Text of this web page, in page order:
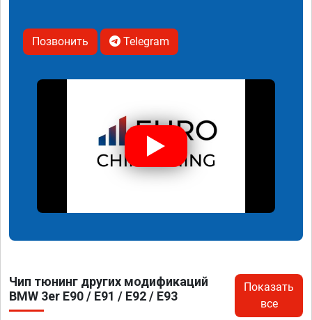
Позвонить Telegram
Чип тюнинг других модификаций
BMW 3er E90 / E91 / E92 / E93
Показать
все